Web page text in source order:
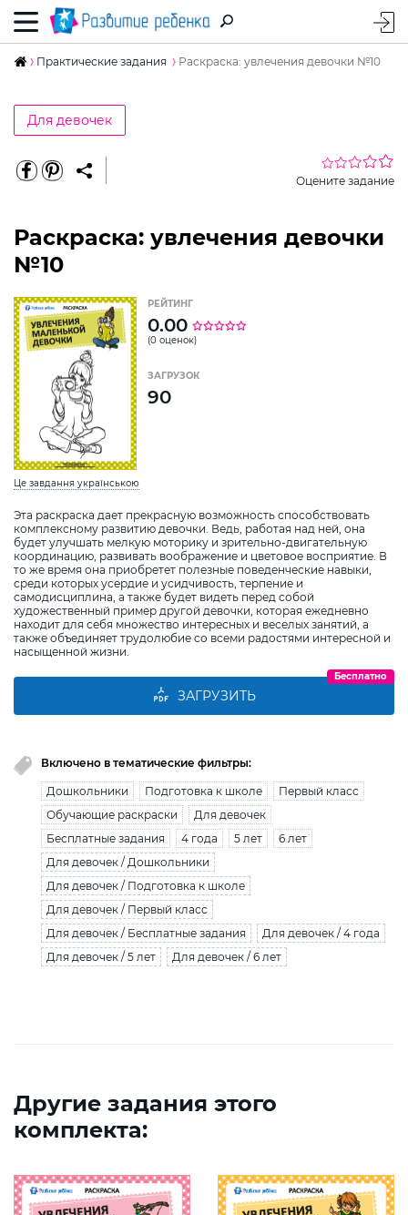
Практические задания Раскраска: увлечения девочки №10
Для девочек
Оцените задание
Раскраска: увлечения девочки
№10
Це завдання українською
Эта раскраска дает прекрасную возможность способствовать
комплексному развитию девочки. Ведь, работая над ней, она
будет улучшать мелкую моторику и зрительно-двигательную
координацию, развивать воображение и цветовое восприятие. В
то же время она приобретет полезные поведенческие навыки,
среди которых усердие и усидчивость, терпение и
самодисциплина, а также будет видеть перед собой
художественный пример другой девочки, которая ежедневно
находит для себя множество интересных и веселых занятий, а
также объединяет трудолюбие со всеми радостями интересной и
насыщенной жизни.
РЕЙТИНГ
0.00
(0 оценок)
ЗАГРУЗОК
90
ЗАГРУЗИТЬ
Бесплатно
Включено в тематические фильтры:
Дошкольники Подготовка к школе
Первый класс
Обучающие раскраски
Для девочек
Бесплатные задания
4 года 5 лет
6 лет
Для девочек / Дошкольники
Для девочек / Подготовка к школе
Для девочек / Первый класс
Для девочек / Бесплатные задания
Для девочек / 4 года
Для девочек / 5 лет
Для девочек / 6 лет
Другие задания этого
комплекта: